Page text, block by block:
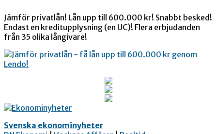
Jämför privatlån! Lån upp till 600.000 kr! Snabbt besked!
Endast en kreditupplysning (en UC)! Flera erbjudanden
från 35 olika långivare!
Svenska ekonominyheter